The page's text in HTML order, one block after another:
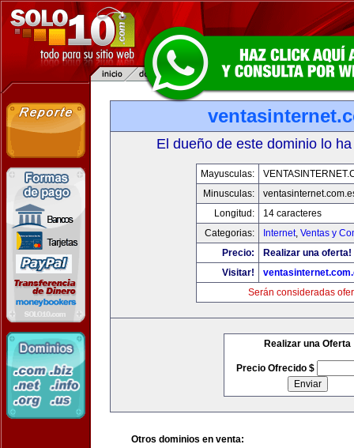
El dueño de este dominio lo
Mayusculas:
Minusculas:
Longitud:
14 caracteres
Categorias:
Internet, Ventas y
Precio:
Realizar una oferta!
Visitar!
Serán consideradas
Realizar una Oferta
Precio Ofrecido $
Otros dominios en venta: